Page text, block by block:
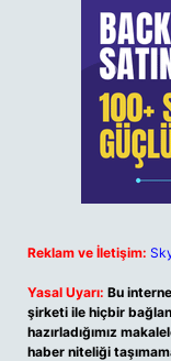
Reklam ve İletişim:
Yasal Uyarı: Bu
şirketi ile hiçbir
hazırladığımız
haber niteliği